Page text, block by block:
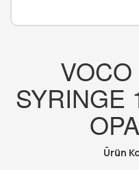
SYRINGE
Ürün